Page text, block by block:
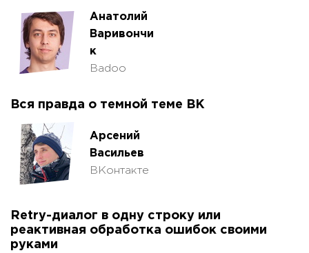
Анатолий
Варивончи
к
Badoo
Вся правда о темной теме ВК
Арсений
Васильев
ВКонтакте
Retry-диалог в одну строку или
реактивная обработка ошибок своими
руками